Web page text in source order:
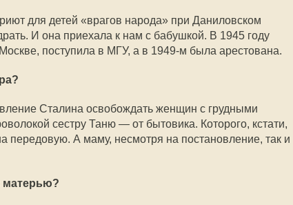
для детей «врагов народа» при Даниловском
И она приехала к нам с бабушкой. В 1945 году
поступила в МГУ, а в 1949-м была арестована.
Сталина освобождать женщин с грудными
сестру Таню — от бытовика. Которого, кстати,
передовую. А маму, несмотря на постановление, так и
матерью?